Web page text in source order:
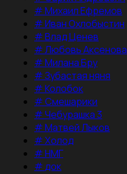
#Михаил Ефремов
#Иван Охлобыстин
#Влад Ценев
#Любовь Аксенова
#Милана Бру
#Зубастая няня
#Колобок
#Смешарики
#Чебурашка 3
#Матвей Лыков
#Холод
#НМГ
#док